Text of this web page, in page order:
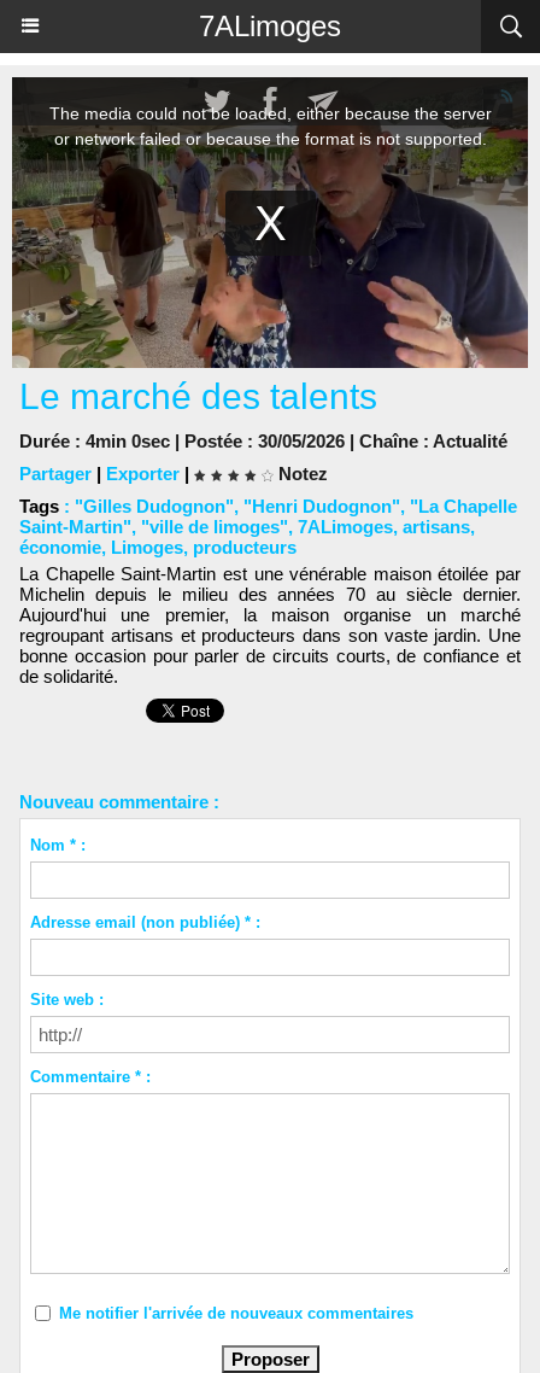
7ALimoges
Le marché des talents
Durée : 4min 0sec | Postée : 30/05/2026 | Chaîne : Actualité
Partager | Exporter |
Notez
Tags : "Gilles Dudognon", "Henri Dudognon", "La Chapelle
Saint-Martin", "ville de limoges", 7ALimoges, artisans,
économie, Limoges, producteurs
La Chapelle Saint-Martin est une vénérable maison étoilée par
Michelin depuis le milieu des années 70 au siècle dernier.
Aujourd'hui une premier, la maison organise un marché
regroupant artisans et producteurs dans son vaste jardin. Une
bonne occasion pour parler de circuits courts, de confiance et
de solidarité.
Nouveau commentaire :
Nom * :
Adresse email (non publiée) * :
Site web :
Commentaire * :
Me notifier l'arrivée de nouveaux commentaires